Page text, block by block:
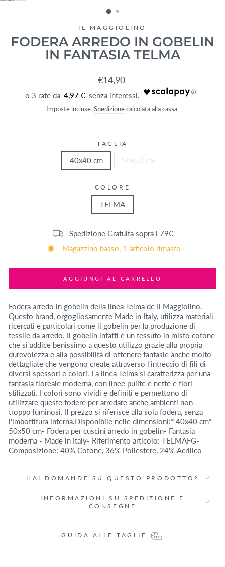
IL MAGGIOLINO
FODERA ARREDO IN GOBELIN
IN FANTASIA TELMA
Prezzo
listino
€14,90
4,97 €
Imposte incluse. Spedizione calcolata alla cassa.
TAGLIA
40x40 cm 50x50 cm
COLORE
TELMA
Spedizione Gratuita sopra i 79€
Magazzino basso, 1 articolo rimasto
AGGIUNGI AL CARRELLO
Fodera arredo in gobelin della linea Telma de Il Maggiolino.
Questo brand, orgogliosamente Made in Italy, utilizza materiali
ricercati e particolari come il gobelin per la produzione di
tessile da arredo. Il gobelin infatti è un tessuto in misto cotone
che si addice benissimo a questo utilizzo grazie alla propria
durevolezza e alla possibilità di ottenere fantasie anche molto
dettagliate che vengono create attraverso l'intreccio di fili di
diversi spessori e colori. La linea Telma si caratterizza per una
fantasia floreale moderna, con linee pulite e nette e fiori
stilizzati. I colori sono vividi e definiti e permettono di
utilizzare queste fodere per arredare anche ambienti non
troppo luminosi. Il prezzo si riferisce alla sola fodera, senza
l'imbottitura interna.Disponibile nelle dimensioni:* 40x40 cm*
50x50 cm- Fodera per cuscini arredo in gobelin- Fantasia
moderna - Made in Italy- Riferimento articolo: TELMAFG-
Composizione: 40% Cotone, 36% Poliestere, 24% Acrilico
HAI DOMANDE SU QUESTO PRODOTTO?
INFORMAZIONI SU SPEDIZIONE E
CONSEGNE
GUIDA ALLE TAGLIE